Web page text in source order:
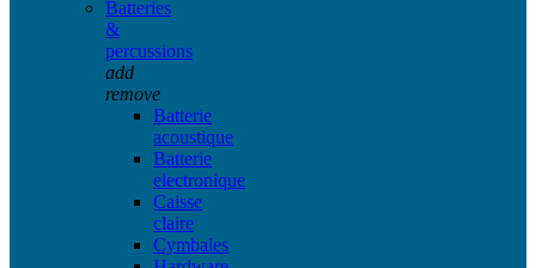
Batteries
&
percussions
add
remove
Batterie
acoustique
Batterie
electronique
Caisse
claire
Cymbales